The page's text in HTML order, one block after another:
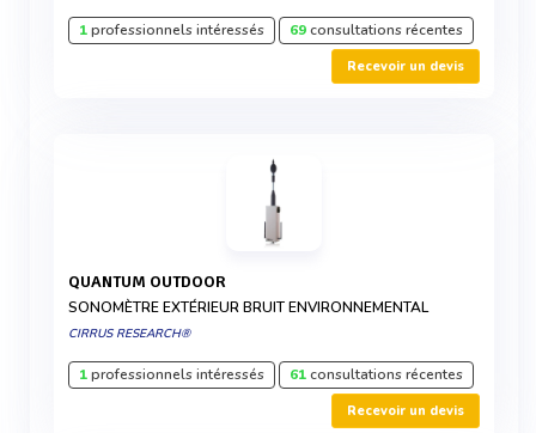
1professionnels intéressés 69consultations récentes
Recevoir un devis
QUANTUM OUTDOOR
SONOMÈTRE EXTÉRIEUR BRUIT ENVIRONNEMENTAL
CIRRUS RESEARCH®
1professionnels intéressés 61consultations récentes
Recevoir un devis